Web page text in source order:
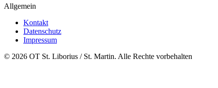
Allgemein
Kontakt
Datenschutz
Impressum
© 2026 OT St. Liborius / St. Martin. Alle Rechte vorbehalten